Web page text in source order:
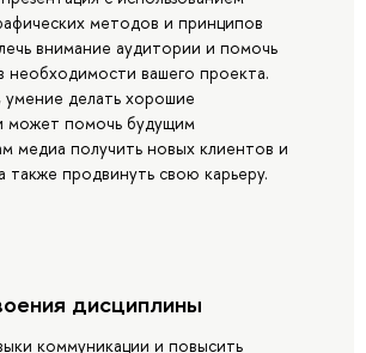
методов и принципов
внимание аудитории и помочь
необходимости вашего проекта.
делать хорошие
может помочь будущим
медиа получить новых клиентов и
также продвинуть свою карьеру.
дисциплины
коммуникации и повысить